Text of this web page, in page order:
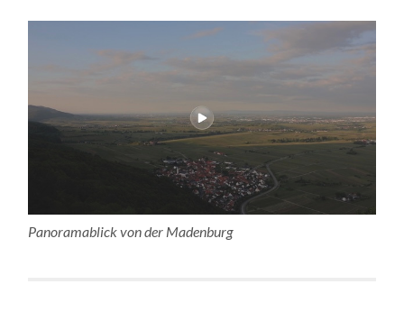
Panoramablick von der Madenburg